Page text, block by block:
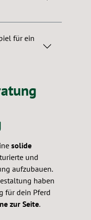
für ein
solide
und
aufzubauen.
haben
für dein Pferd
zur Seite.